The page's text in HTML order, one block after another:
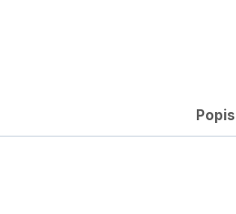
Popis